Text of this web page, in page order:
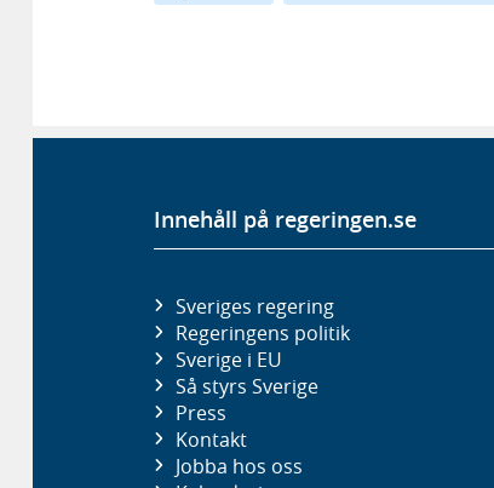
Innehåll på regeringen.se
Sveriges regering
Regeringens politik
Sverige i EU
Så styrs Sverige
Press
Kontakt
Jobba hos oss